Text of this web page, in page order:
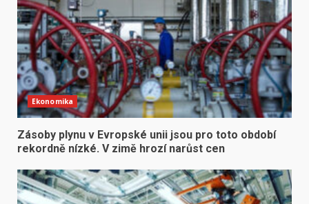
Ekonomika
Zásoby plynu v Evropské unii jsou pro toto období
rekordně nízké. V zimě hrozí narůst cen